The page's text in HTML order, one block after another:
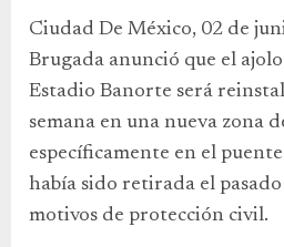
Ciudad De México, 02 de
Brugada anunció que el
Estadio Banorte será
semana en una nueva zona
específicamente en el
había sido retirada el
motivos de protección civil.